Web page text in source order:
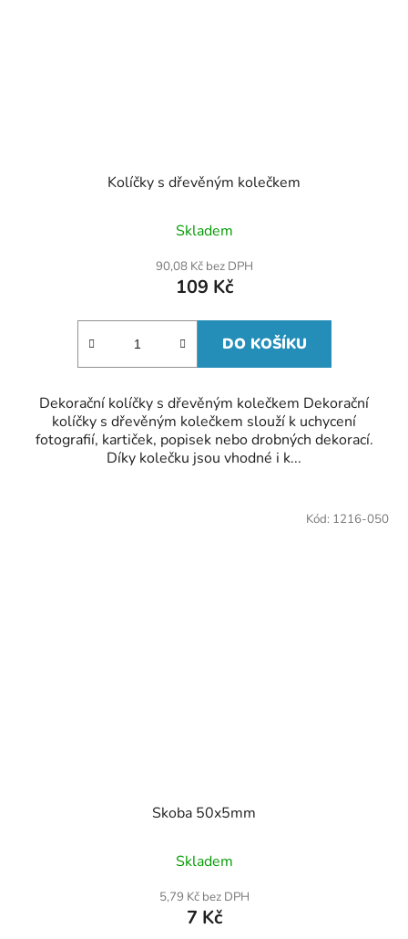
Kolíčky s dřevěným kolečkem
Skladem
90,08 Kč bez DPH
109 Kč
DO KOŠÍKU
Dekorační kolíčky s dřevěným kolečkem Dekorační
kolíčky s dřevěným kolečkem slouží k uchycení
fotografií, kartiček, popisek nebo drobných dekorací.
Díky kolečku jsou vhodné i k...
Skoba 50x5mm
Skladem
5,79 Kč bez DPH
7 Kč
Kód: 1216-050